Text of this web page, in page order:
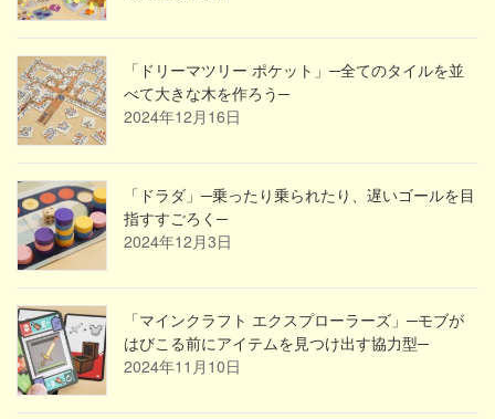
「ドリーマツリー ポケット」─全てのタイルを並
べて大きな木を作ろう─
2024年12月16日
「ドラダ」─乗ったり乗られたり、遅いゴールを目
指すすごろく─
2024年12月3日
「マインクラフト エクスプローラーズ」─モブが
はびこる前にアイテムを見つけ出す協力型─
2024年11月10日